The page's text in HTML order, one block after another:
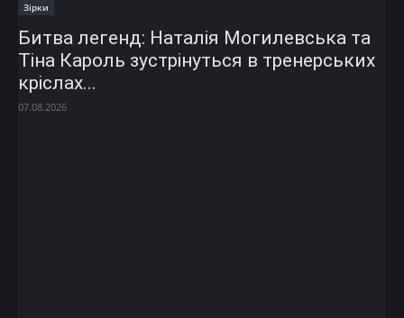
Зірки
Битва легенд: Наталія Могилевська та
Тіна Кароль зустрінуться в тренерських
кріслах...
07.08.2026